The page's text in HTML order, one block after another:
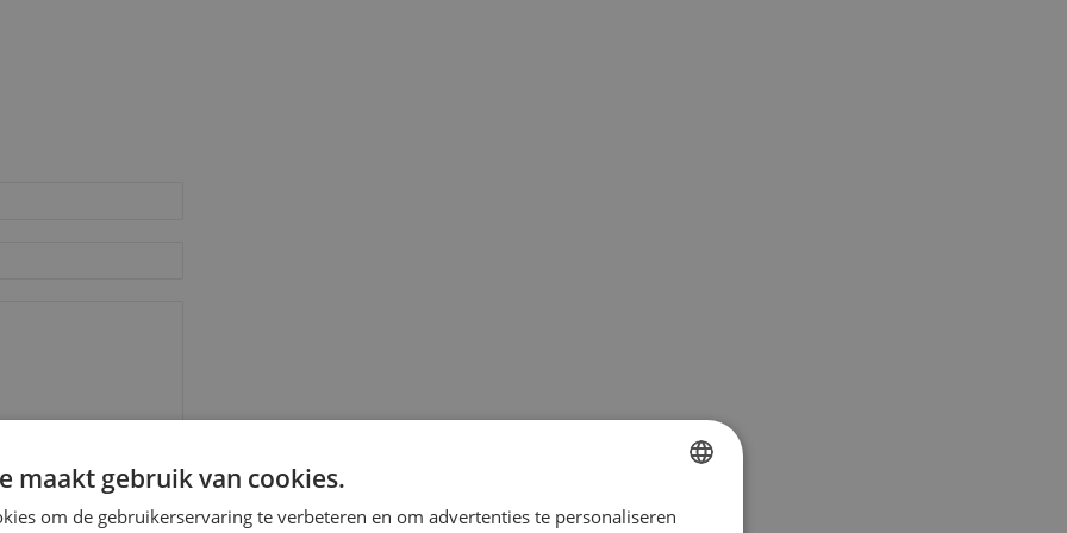
DUTCH
maakt gebruik van cookies.
om de gebruikerservaring te verbeteren en om advertenties te personaliseren